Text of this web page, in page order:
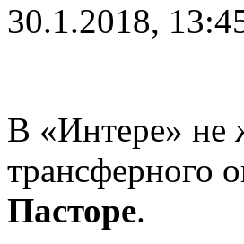
30.1.2018,
В «Интере» не
трансферного
Пасторе.